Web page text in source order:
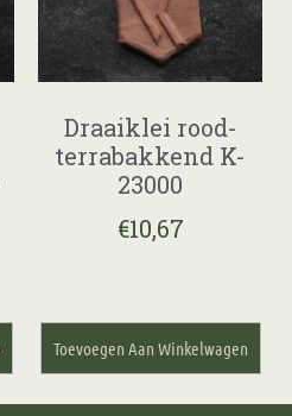
Draaiklei rood-
terrabakkend K-
23000
€10,67
Toevoegen Aan Winkelwagen